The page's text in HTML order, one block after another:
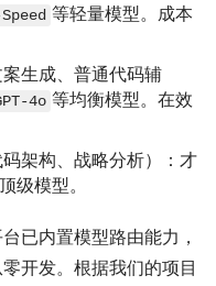
等轻量模型。成本
案生成、普通代码辅
4o 等均衡模型。在效
码架构、战略分析）：才
级模型。
已内置模型路由能力，
开发。根据我们的项目